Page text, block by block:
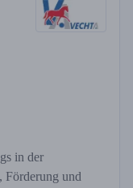
in der
Förderung und